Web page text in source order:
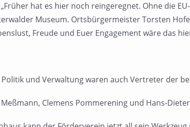
hat es hier noch reingeregnet. Ohne die
Museum. Ortsbürgermeister Torsten
Freude und Euer Engagement wäre das
Politik und Verwaltung waren auch Vertreter der
Meßmann, Clemens Pommerening und Hans-